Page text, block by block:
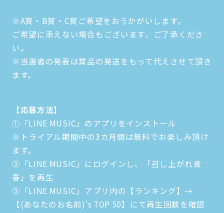
※A賞・B賞・C賞ご希望をおうかがいします。
ご希望に添えない場合もございます、ご了承くださ
い。
※当選者の発表は賞品の発送をもって代えさせて頂き
ます。
【応募方法】
①「LINE MUSIC」のアプリをインストール
※トライアル期間中の3カ月間は無料でお楽しみ頂け
ます。
②「LINE MUSIC」にログインし、「召し上がれ青
春」を再生
③「LINE MUSIC」アプリ内の【ランキング】→
【(あなたのお名前)’s TOP 50】にて再生回数を確認